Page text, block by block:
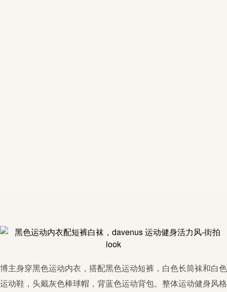
博主身穿黑色运动内衣，搭配黑色运动短裤 ，白色长筒袜和白色
运动鞋，头戴灰色棒球帽，背蓝色运动背包。整体运动健身风格